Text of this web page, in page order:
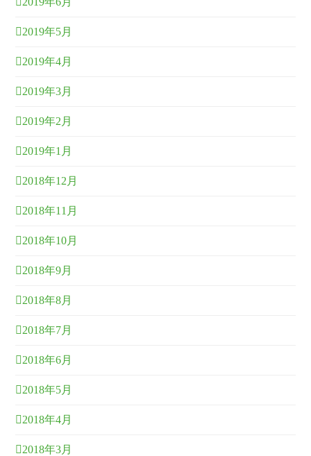
2019年5月
2019年4月
2019年3月
2019年2月
2019年1月
2018年12月
2018年11月
2018年10月
2018年9月
2018年8月
2018年7月
2018年6月
2018年5月
2018年4月
2018年3月